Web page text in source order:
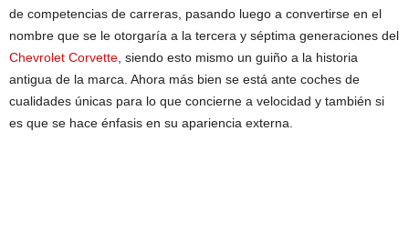
de competencias de carreras, pasando luego a convertirse en el
nombre que se le otorgaría a la tercera y séptima generaciones del
Chevrolet Corvette , siendo esto mismo un guiño a la historia
antigua de la marca. Ahora más bien se está ante coches de
cualidades únicas para lo que concierne a velocidad y también si
es que se hace énfasis en su apariencia externa.